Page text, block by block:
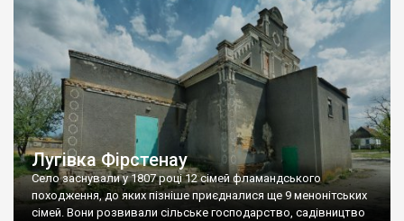
Лугівка Фірстенау
Село заснували у 1807 році 12 сімей фламандського
походження, до яких пізніше приєдналися ще 9 менонітських
сімей. Вони розвивали сільське господарство, садівництво